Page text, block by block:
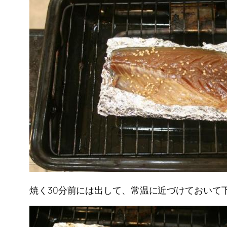
焼く30分前には出して、常温に近づけておいて